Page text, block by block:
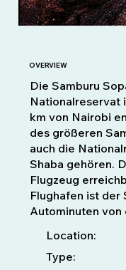
OVERVIEW
Die Samburu
Nationalreservat
km von Nairobi
des größeren
auch die
Shaba gehören.
Flugzeug
Flughafen ist der
Autominuten
Location:
Type: